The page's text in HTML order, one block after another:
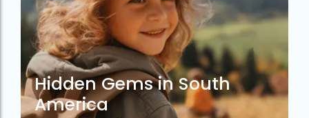
Hidden Gems in South
America